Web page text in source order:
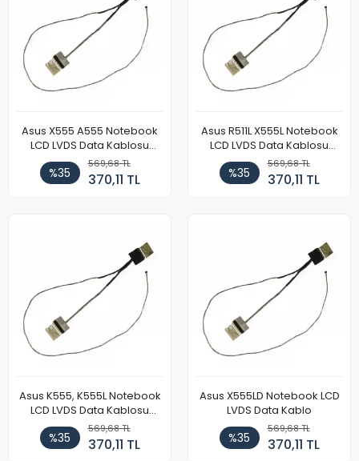
Asus X555 A555 Notebook
LCD LVDS Data Kablosu
(Model 2)
%35
569,68 TL
370,11 TL
Asus R511L X555L Notebook
LCD LVDS Data Kablosu
(Model 2)
%35
569,68 TL
370,11 TL
Asus K555, K555L Notebook
LCD LVDS Data Kablosu
(Model 2)
%35
569,68 TL
370,11 TL
Asus X555LD Notebook LCD
LVDS Data Kablo
%35
569,68 TL
370,11 TL